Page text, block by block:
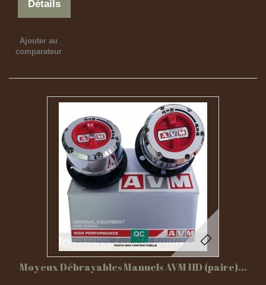
Détails
Ajouter au
comparateur
Moyeux Débrayables Manuels AVM HD (paire)...